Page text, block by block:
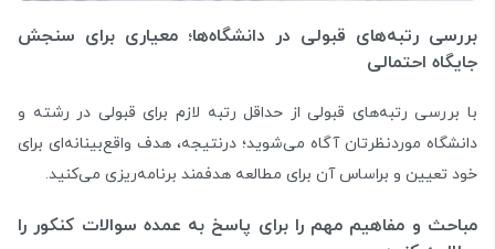
بررسی رتبه‌های قبولی در دانشگاه‌ها؛ معیاری برای سنجش
جایگاه احتمالی
با بررسی رتبه‌های قبولی از حداقل رتبه لازم برای قبولی در رشته و
دانشگاه موردنظرتان آگاه می‌شوید؛ درنتیجه، هدف واقع‌بینانه‌ای برای
خود تعیین و بر‌اساس آن برای مطالعه هدفمند برنامه‌ریزی می‌کنید.
مباحث و مفاهیم مهم را برای پاسخ به عمده سوالات کنکور را